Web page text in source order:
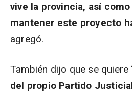
vive la provincia, así
mantener este proyecto
agregó.
También dijo que se quiere
del propio Partido